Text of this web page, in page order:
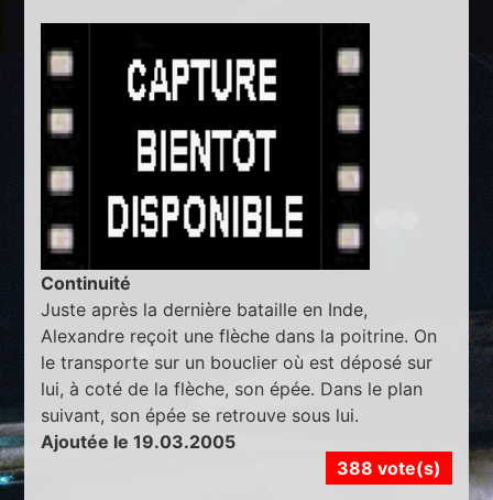
Continuité
Juste après la dernière bataille en Inde,
Alexandre reçoit une flèche dans la poitrine. On
le transporte sur un bouclier où est déposé sur
lui, à coté de la flèche, son épée. Dans le plan
suivant, son épée se retrouve sous lui.
Ajoutée le 19.03.2005
388 vote(s)